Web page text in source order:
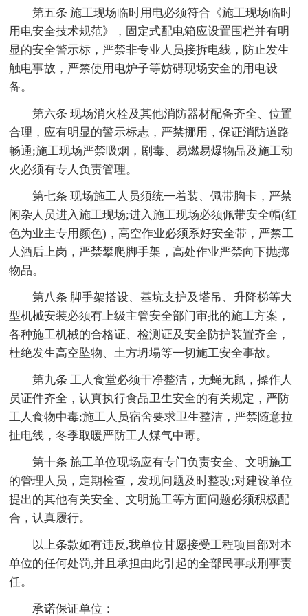
第五条 施工现场临时用电必须符合《施工现场临时
用电安全技术规范》，固定式配电箱应设置围栏并有明
显的安全警示标，严禁非专业人员接拆电线，防止发生
触电事故，严禁使用电炉子等妨碍现场安全的用电设
备。
第六条 现场消火栓及其他消防器材配备齐全、位置
合理，应有明显的警示标志，严禁挪用，保证消防道路
畅通;施工现场严禁吸烟，剧毒、易燃易爆物品及施工动
火必须有专人负责管理。
第七条 现场施工人员须统一着装、佩带胸卡，严禁
闲杂人员进入施工现场;进入施工现场必须佩带安全帽(红
色为业主专用颜色)，高空作业必须系好安全带，严禁工
人酒后上岗，严禁攀爬脚手架，高处作业严禁向下抛掷
物品。
第八条 脚手架搭设、基坑支护及塔吊、升降梯等大
型机械安装必须有上级主管安全部门审批的施工方案，
各种施工机械的合格证、检测证及安全防护装置齐全，
杜绝发生高空坠物、土方坍塌等一切施工安全事故。
第九条 工人食堂必须干净整洁，无蝇无鼠，操作人
员证件齐全，认真执行食品卫生安全的有关规定，严防
工人食物中毒;施工人员宿舍要求卫生整洁，严禁随意拉
扯电线，冬季取暖严防工人煤气中毒。
第十条 施工单位现场应有专门负责安全、文明施工
的管理人员，定期检查，发现问题及时整改;对建设单位
提出的其他有关安全、文明施工等方面问题必须积极配
合，认真履行。
以上条款如有违反,我单位甘愿接受工程项目部对本
单位的任何处罚,并且承担由此引起的全部民事或刑事责
任。
承诺保证单位：